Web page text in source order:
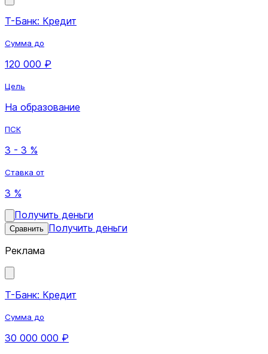
Т-Банк: Кредит
Сумма до
120 000 ₽
Цель
На образование
ПСК
3 - 3 %
Ставка от
3 %
Получить деньги
Сравнить Получить деньги
Реклама
Т-Банк: Кредит
Сумма до
30 000 000 ₽